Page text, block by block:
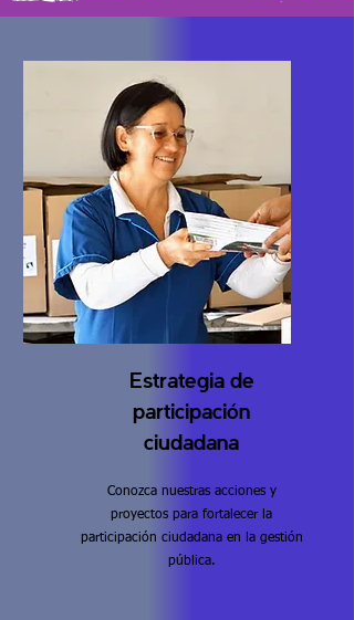
Estrategia de
participación
ciudadana
Conozca nuestras acciones y
proyectos para fortalecer la
participación ciudadana en la gestión
pública.